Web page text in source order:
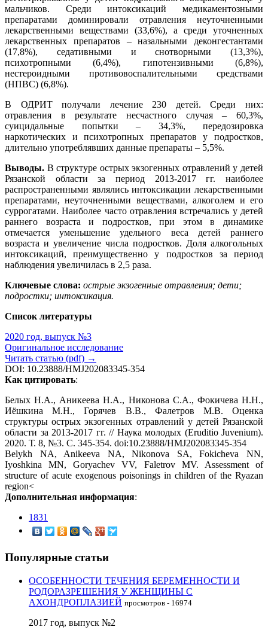
мальчиков. Среди интоксикаций медикаментозными
препаратами доминировали отравления неуточненными
лекарственными веществами (33,6%), а среди уточненных
лекарственных препаратов – назальными деконгестантами
(17,8%), седативными и снотворными (13,3%),
психотропными (6,4%), гипотензивными (6,8%),
нестероидными противовоспалительными средствами
(НПВС) (6,8%).
В ОДРИТ получали лечение 230 детей. Среди них:
отравления в результате несчастного случая – 60,3%,
суицидальные попытки – 34,3%, передозировка
наркотических и психотропных препаратов у подростков,
длительно употреблявших данные препараты – 5,5%.
Выводы. В структуре острых экзогенных отравлений у детей
Рязанской области за период 2013-2017 гг. наиболее
распространенными являлись интоксикации лекарственными
препаратами, неуточненными веществами, алкоголем и его
суррогатами. Наиболее часто отравления встречались у детей
раннего возраста и подростков, при этом в динамике
отмечается уменьшение удельного веса детей раннего
возраста и увеличение числа подростков. Доля алкогольных
интоксикаций, преимущественно у подростков за период
наблюдения увеличилась в 2,5 раза.
Ключевые слова: острые экзогенные отравления; дети;
подростки; интоксикация.
Список литературы
2020 год, выпуск №3
Оригинальное исследование
Читать статью (pdf) →
DOI: 10.23888/HMJ202083345-354
Как цитировать:
Белых Н.А., Аникеева Н.А., Никонова С.А., Фокичева Н.Н.,
Иёшкина М.Н., Горячев В.В., Фалетров М.В. Оценка
структуры острых экзогенных отравлений у детей Рязанской
области за 2013-2017 гг. // Наука молодых (Eruditio Juvenium).
2020. Т. 8, №3. С. 345-354. doi:10.23888/HMJ202083345-354
Belykh NA, Anikeeva NA, Nikonova SA, Fokicheva NN,
Iyoshkina MN, Goryachev VV, Faletrov MV. Assessment of
structure of acute exogenous poisonings in children of the Ryazan
region<
Дополнительная информация:
1831
Популярные статьи
ОСОБЕННОСТИ ТЕЧЕНИЯ БЕРЕМЕННОСТИ И
РОДОРАЗРЕШЕНИЯ У ЖЕНЩИНЫ С
АХОНДРОПЛАЗИЕЙ просмотров - 16974
2017 год, выпуск №2